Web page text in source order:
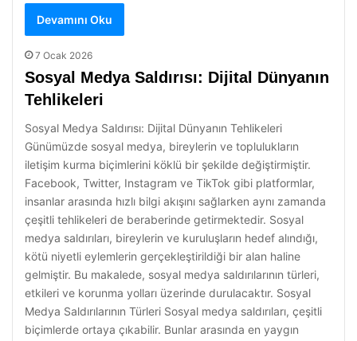
Devamını Oku
7 Ocak 2026
Sosyal Medya Saldırısı: Dijital Dünyanın
Tehlikeleri
Sosyal Medya Saldırısı: Dijital Dünyanın Tehlikeleri
Günümüzde sosyal medya, bireylerin ve toplulukların
iletişim kurma biçimlerini köklü bir şekilde değiştirmiştir.
Facebook, Twitter, Instagram ve TikTok gibi platformlar,
insanlar arasında hızlı bilgi akışını sağlarken aynı zamanda
çeşitli tehlikeleri de beraberinde getirmektedir. Sosyal
medya saldırıları, bireylerin ve kuruluşların hedef alındığı,
kötü niyetli eylemlerin gerçekleştirildiği bir alan haline
gelmiştir. Bu makalede, sosyal medya saldırılarının türleri,
etkileri ve korunma yolları üzerinde durulacaktır. Sosyal
Medya Saldırılarının Türleri Sosyal medya saldırıları, çeşitli
biçimlerde ortaya çıkabilir. Bunlar arasında en yaygın